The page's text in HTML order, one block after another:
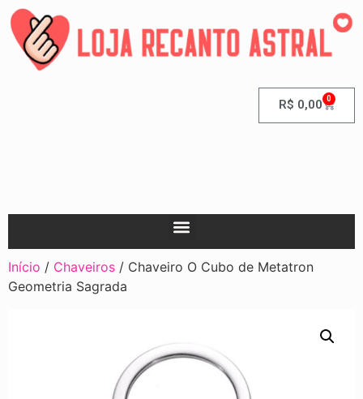
R$ 0,00 0
Início / Chaveiros / Chaveiro O Cubo de Metatron
Geometria Sagrada